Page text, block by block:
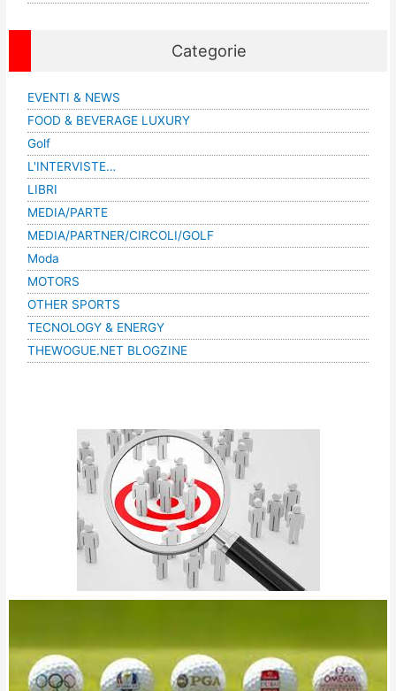
Categorie
EVENTI & NEWS
FOOD & BEVERAGE LUXURY
Golf
L'INTERVISTE…
LIBRI
MEDIA/PARTE
MEDIA/PARTNER/CIRCOLI/GOLF
Moda
MOTORS
OTHER SPORTS
TECNOLOGY & ENERGY
THEWOGUE.NET BLOGZINE